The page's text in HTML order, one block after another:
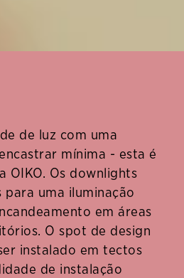
de luz com uma
mínima - esta é
OIKO. Os downlights
para uma iluminação
em áreas
O spot de design
instalado em tectos
de instalação